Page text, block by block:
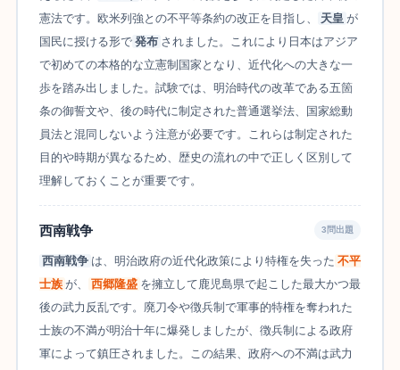
憲法です。欧米列強との不平等条約の改正を目指し、
天皇 が
国民に授ける形で 発布 されました。これにより日本はアジア
で初めての本格的な立憲制国家となり、近代化への大きな一
歩を踏み出しました。試験では、明治時代の改革である五箇
条の御誓文や、後の時代に制定された普通選挙法、国家総動
員法と混同しないよう注意が必要です。これらは制定された
目的や時期が異なるため、歴史の流れの中で正しく区別して
理解しておくことが重要です。
西南戦争 3問出題
西南戦争 は、明治政府の近代化政策により特権を失った 不平
士族 が、 西郷隆盛 を擁立して鹿児島県で起こした最大かつ最
後の武力反乱です。廃刀令や徴兵制で軍事的特権を奪われた
士族の不満が明治十年に爆発しましたが、徴兵制による政府
軍によって鎮圧されました。この結果、政府への不満は武力